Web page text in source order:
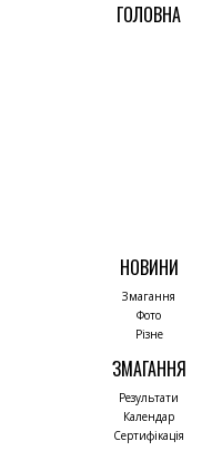
ГОЛОВНА
НОВИНИ
Змагання
Фото
Різне
ЗМАГАННЯ
Результати
Календар
Сертифікація